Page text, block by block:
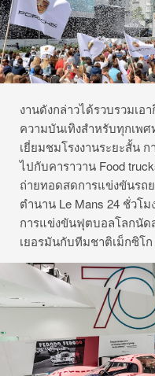
งานดังกล่าวได้รวบรวมเอ
ความบันเทิงสำหรับทุกเพ
เยี่ยมชมโรงงานระยะสั้น
ไปกับคาราวาน Food
ถ่ายทอดสดการแข่งขันรถ
ตำนาน Le Mans 24 ชั่วโ
การแข่งขันฟุตบอลโลกนั
เยอรมันกับทีมชาติเม็กซิโก